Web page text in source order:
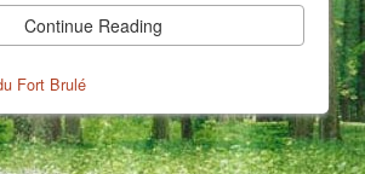
Continue Reading
Fort Brulé